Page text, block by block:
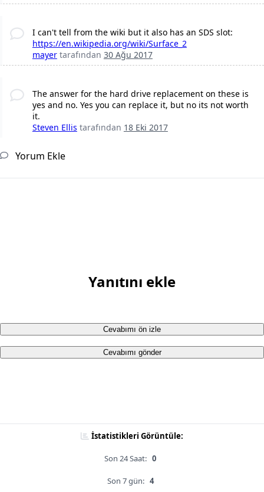
I can't tell from the wiki but it also has an SDS slot:
https://en.wikipedia.org/wiki/Surface_2
mayer tarafından 30 Ağu 2017
The answer for the hard drive replacement on these is
yes and no. Yes you can replace it, but no its not worth
it.
Steven Ellis tarafından 18 Eki 2017
Yorum Ekle
Yanıtını ekle
Cevabımı ön izle
Cevabımı gönder
İstatistikleri Görüntüle:
Son 24 Saat: 0
Son 7 gün: 4